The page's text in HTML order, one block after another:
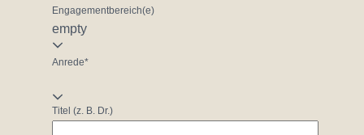
Engagementbereich(e)
empty
Anrede*
Titel (z. B. Dr.)